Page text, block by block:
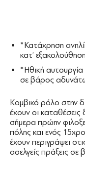
*Κατάχρηση
κατ’
*Ηθική
σε βάρος
Κομβικό ρόλο στην
έχουν οι
σήμερα πρώην
πόλης και ενός
έχουν περιγράψει
ασελγείς πράξεις